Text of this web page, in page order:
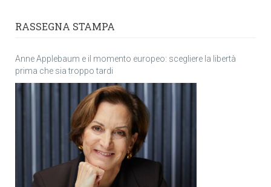
RASSEGNA STAMPA
Anne Applebaum e il momento europeo: scegliere la libertà
prima che sia troppo tardi